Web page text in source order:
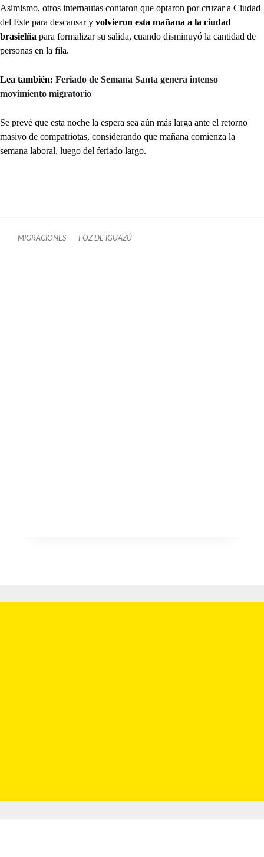
Asimismo, otros internautas contaron que optaron por cruzar a Ciudad
del Este para descansar y volvieron esta mañana a la ciudad
brasielña para formalizar su salida, cuando disminuyó la cantidad de
personas en la fila.
Lea también: Feriado de Semana Santa genera intenso
movimiento migratorio
Se prevé que esta noche la espera sea aún más larga ante el retorno
masivo de compatriotas, considerando que mañana comienza la
semana laboral, luego del feriado largo.
MIGRACIONES FOZ DE IGUAZÚ